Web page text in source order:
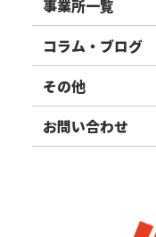
リハスファーム
事業所一覧
関東エリア
東北エリア
甲信越エリア
コラム・ブログ
事業所ブログ
ご利用者様の声
その他
お知らせ
お問い合わせ